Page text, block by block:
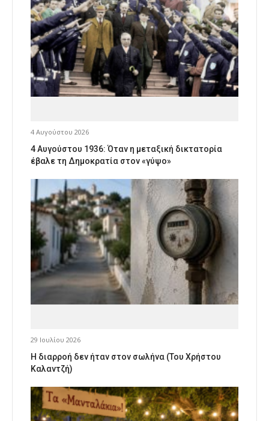
4 Αυγούστου 2026
4 Αυγούστου 1936: Όταν η μεταξική δικτατορία
έβαλε τη Δημοκρατία στον «γύψο»
29 Ιουλίου 2026
Η διαρροή δεν ήταν στον σωλήνα (Του Χρήστου
Καλαντζή)